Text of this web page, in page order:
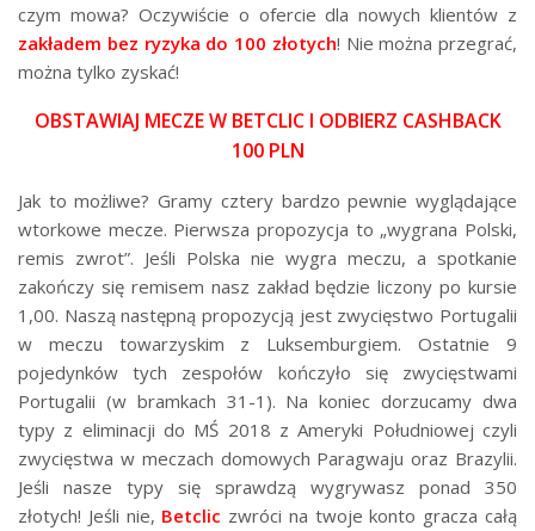
czym mowa? Oczywiście o ofercie dla nowych klientów z
zakładem bez ryzyka do 100 złotych! Nie można przegrać,
można tylko zyskać!
OBSTAWIAJ MECZE W BETCLIC I ODBIERZ CASHBACK
100 PLN
Jak to możliwe? Gramy cztery bardzo pewnie wyglądające
wtorkowe mecze. Pierwsza propozycja to „wygrana Polski,
remis zwrot”. Jeśli Polska nie wygra meczu, a spotkanie
zakończy się remisem nasz zakład będzie liczony po kursie
1,00. Naszą następną propozycją jest zwycięstwo Portugalii
w meczu towarzyskim z Luksemburgiem. Ostatnie 9
pojedynków tych zespołów kończyło się zwycięstwami
Portugalii (w bramkach 31-1). Na koniec dorzucamy dwa
typy z eliminacji do MŚ 2018 z Ameryki Południowej czyli
zwycięstwa w meczach domowych Paragwaju oraz Brazylii.
Jeśli nasze typy się sprawdzą wygrywasz ponad 350
złotych! Jeśli nie, Betclic zwróci na twoje konto gracza całą